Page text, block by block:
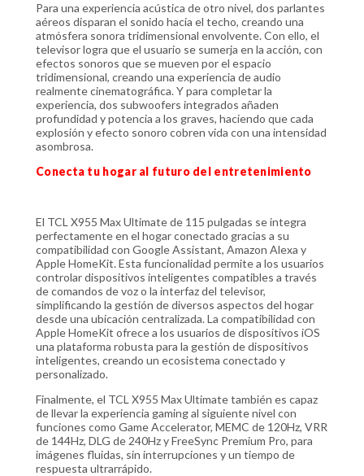
Para una experiencia acústica de otro nivel, dos parlantes
aéreos disparan el sonido hacia el techo, creando una
atmósfera sonora tridimensional envolvente. Con ello, el
televisor logra que el usuario se sumerja en la acción, con
efectos sonoros que se mueven por el espacio
tridimensional, creando una experiencia de audio
realmente cinematográfica. Y para completar la
experiencia, dos subwoofers integrados añaden
profundidad y potencia a los graves, haciendo que cada
explosión y efecto sonoro cobren vida con una intensidad
asombrosa.
Conecta tu hogar al futuro del entretenimiento
El TCL X955 Max Ultimate de 115 pulgadas se integra
perfectamente en el hogar conectado gracias a su
compatibilidad con Google Assistant, Amazon Alexa y
Apple HomeKit. Esta funcionalidad permite a los usuarios
controlar dispositivos inteligentes compatibles a través
de comandos de voz o la interfaz del televisor,
simplificando la gestión de diversos aspectos del hogar
desde una ubicación centralizada. La compatibilidad con
Apple HomeKit ofrece a los usuarios de dispositivos iOS
una plataforma robusta para la gestión de dispositivos
inteligentes, creando un ecosistema conectado y
personalizado.
Finalmente, el TCL X955 Max Ultimate también es capaz
de llevar la experiencia gaming al siguiente nivel con
funciones como Game Accelerator, MEMC de 120Hz, VRR
de 144Hz, DLG de 240Hz y FreeSync Premium Pro, para
imágenes fluidas, sin interrupciones y un tiempo de
respuesta ultrarrápido.